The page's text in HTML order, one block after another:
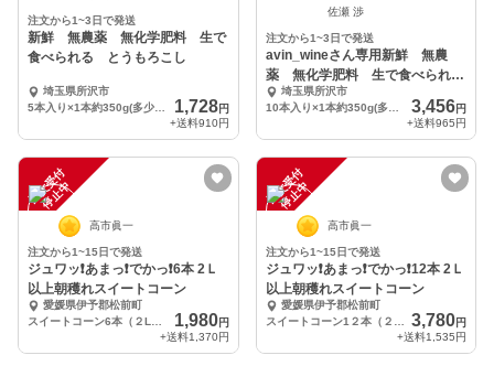
注文から1~3日で発送
新鮮 無農薬 無化学肥料 生で
食べられる とうもろこし
埼玉県所沢市
1,728円
+送料910円
佐瀬 渉
注文から1~3日で発送
avin_wineさん専用新鮮 無農
薬 無化学肥料 生で食べられ
る とうもろこし
埼玉県所沢市
10本入り×1本約350g(多少バラつきあり)
3,456円
+送料965円
注
文
受
付
停
止
中
高市眞一
注文から1~15日で発送
ジュワッ❗️あまっ❗️でかっ❗️6本 2Ｌ
以上朝穫れスイートコーン
愛媛県伊予郡松前町
1,980円
+送料1,370円
注
文
受
付
停
止
中
高市眞一
注文から1~15日で発送
ジュワッ❗️あまっ❗️でかっ❗️12本 2Ｌ
以上朝穫れスイートコーン
愛媛県伊予郡松前町
3,780円
+送料1,535円